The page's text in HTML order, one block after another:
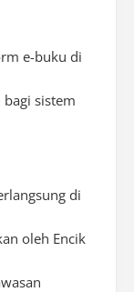
e-buku di
bagi sistem
di
oleh Encik